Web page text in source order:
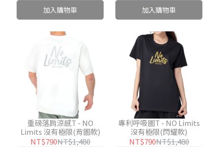
加入購物車 加入購物車
重磅落肩涼感T - NO
Limits 沒有極限(背圖款)
NT$790NT$1,480
專利呼吸圖T - NO Limits
沒有極限(閃耀款)
NT$790NT$1,480